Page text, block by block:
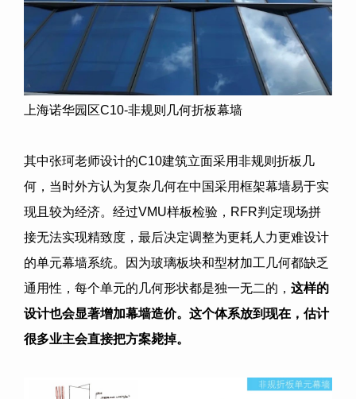
上海诺华园区C10-非规则几何折板幕墙
其中张珂老师设计的C10建筑立面采用非规则折板几
何，当时外方认为复杂几何在中国采用框架幕墙易于实
现且较为经济。经过VMU样板检验，RFR判定现场拼
接无法实现精致度，最后决定调整为更耗人力更难设计
的单元幕墙系统。因为玻璃板块和型材加工几何都缺乏
通用性，每个单元的几何形状都是独一无二的， 这样的
设计也会显著增加幕墙造价。这个体系放到现在，估计
很多业主会直接把方案毙掉。